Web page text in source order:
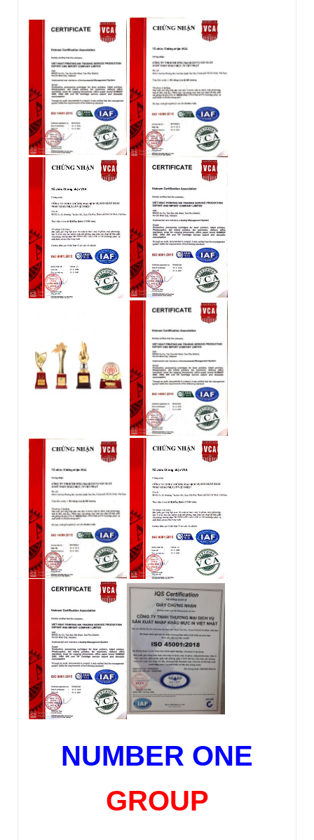
NUMBER ONE
GROUP